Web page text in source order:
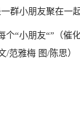
群小朋友聚在一
“小朋友“”（
范雅梅 图/陈思）